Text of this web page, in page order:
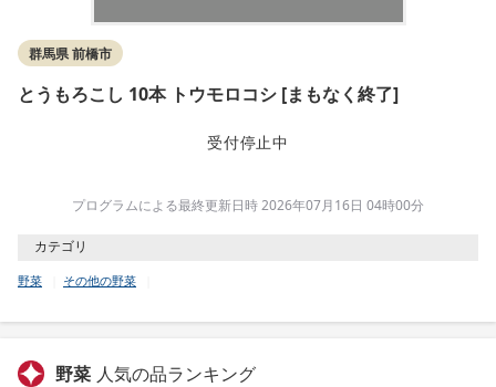
群馬県 前橋市
とうもろこし 10本 トウモロコシ [まもなく終了]
受付停止中
プログラムによる最終更新日時 2026年07月16日 04時00分
カテゴリ
野菜 その他の野菜
野菜 人気の品ランキング